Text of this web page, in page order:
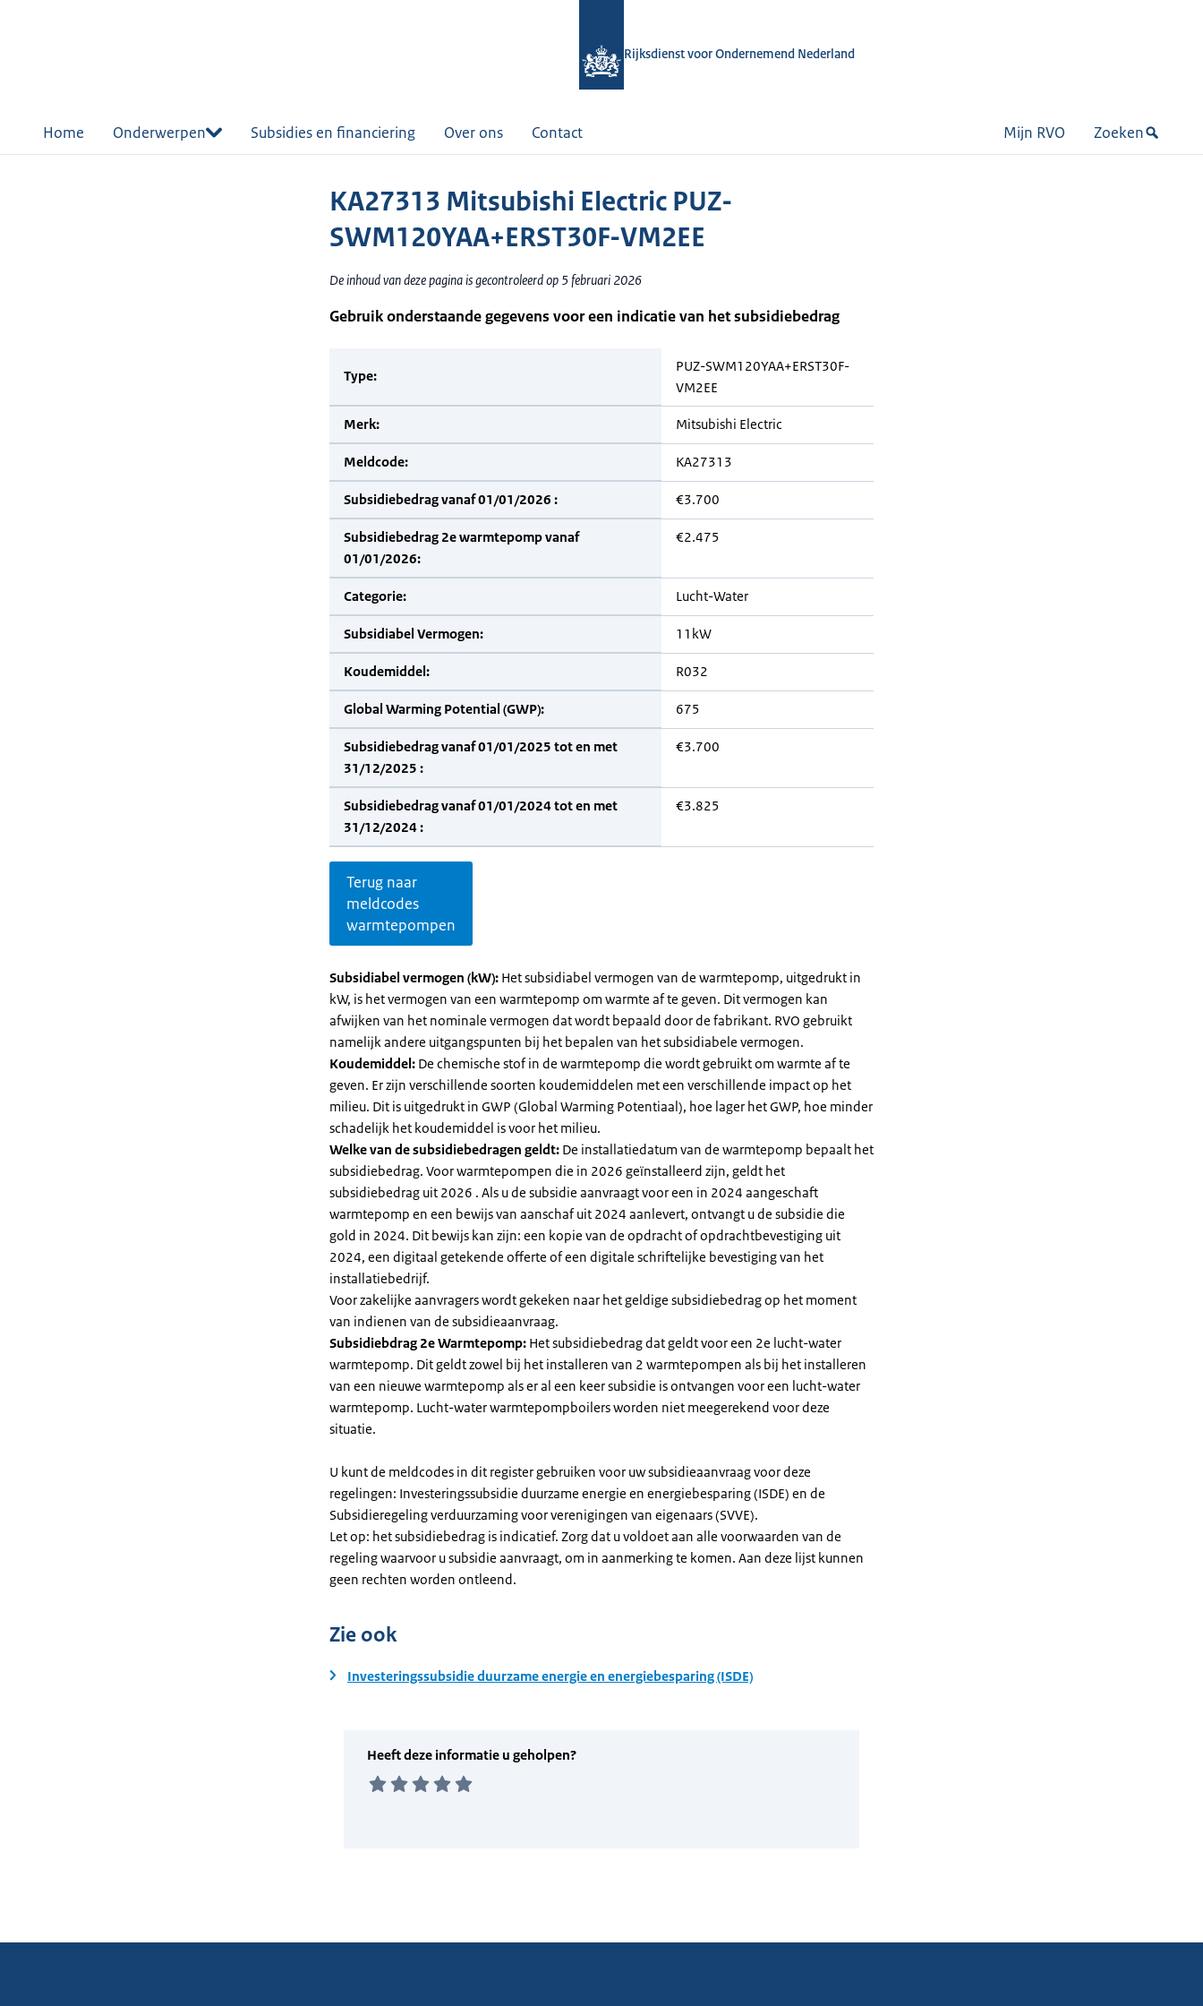
Rijksdienst voor Ondernemend Nederland
Home Onderwerpen Subsidies en financiering Over ons Contact Mijn RVO Zoeken
KA27313 Mitsubishi Electric PUZ-
SWM120YAA+ERST30F-VM2EE
De inhoud van deze pagina is gecontroleerd op 5 februari 2026
Gebruik onderstaande gegevens voor een indicatie van het subsidiebedrag
Type:
PUZ-SWM120YAA+ERST30F-
VM2EE
Merk: Mitsubishi Electric
Meldcode: KA27313
Subsidiebedrag vanaf 01/01/2026 : €3.700
Subsidiebedrag 2e warmtepomp vanaf
01/01/2026:
€2.475
Categorie: Lucht-Water
Subsidiabel Vermogen: 11kW
Koudemiddel: R032
Global Warming Potential (GWP): 675
Subsidiebedrag vanaf 01/01/2025 tot en met
31/12/2025 :
€3.700
Subsidiebedrag vanaf 01/01/2024 tot en met
31/12/2024 :
€3.825
Terug naar
meldcodes
warmtepompen
Subsidiabel vermogen (kW): Het subsidiabel vermogen van de warmtepomp, uitgedrukt in
kW, is het vermogen van een warmtepomp om warmte af te geven. Dit vermogen kan
afwijken van het nominale vermogen dat wordt bepaald door de fabrikant. RVO gebruikt
namelijk andere uitgangspunten bij het bepalen van het subsidiabele vermogen.
Koudemiddel: De chemische stof in de warmtepomp die wordt gebruikt om warmte af te
geven. Er zijn verschillende soorten koudemiddelen met een verschillende impact op het
milieu. Dit is uitgedrukt in GWP (Global Warming Potentiaal), hoe lager het GWP, hoe minder
schadelijk het koudemiddel is voor het milieu.
Welke van de subsidiebedragen geldt: De installatiedatum van de warmtepomp bepaalt het
subsidiebedrag. Voor warmtepompen die in 2026 geïnstalleerd zijn, geldt het
subsidiebedrag uit 2026 . Als u de subsidie aanvraagt voor een in 2024 aangeschaft
warmtepomp en een bewijs van aanschaf uit 2024 aanlevert, ontvangt u de subsidie die
gold in 2024. Dit bewijs kan zijn: een kopie van de opdracht of opdrachtbevestiging uit
2024, een digitaal getekende offerte of een digitale schriftelijke bevestiging van het
installatiebedrijf.
Voor zakelijke aanvragers wordt gekeken naar het geldige subsidiebedrag op het moment
van indienen van de subsidieaanvraag.
Subsidiebdrag 2e Warmtepomp: Het subsidiebedrag dat geldt voor een 2e lucht-water
warmtepomp. Dit geldt zowel bij het installeren van 2 warmtepompen als bij het installeren
van een nieuwe warmtepomp als er al een keer subsidie is ontvangen voor een lucht-water
warmtepomp. Lucht-water warmtepompboilers worden niet meegerekend voor deze
situatie.
U kunt de meldcodes in dit register gebruiken voor uw subsidieaanvraag voor deze
regelingen: Investeringssubsidie duurzame energie en energiebesparing (ISDE) en de
Subsidieregeling verduurzaming voor verenigingen van eigenaars (SVVE).
Let op: het subsidiebedrag is indicatief. Zorg dat u voldoet aan alle voorwaarden van de
regeling waarvoor u subsidie aanvraagt, om in aanmerking te komen. Aan deze lijst kunnen
geen rechten worden ontleend.
Zie ook
Investeringssubsidie duurzame energie en energiebesparing (ISDE)